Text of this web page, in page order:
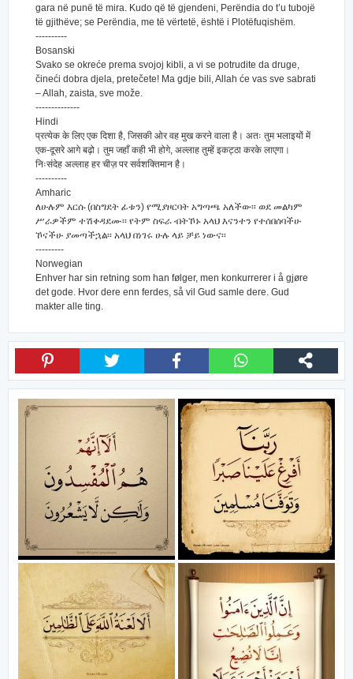
gara në punë të mira. Kudo që të gjendeni, Perëndia do t’u tubojë
të gjithëve; se Perëndia, me të vërtetë, është i Plotëfuqishëm.
----------
Bosanski
Svako se okreće prema svojoj kibli, a vi se potrudite da druge,
čineći dobra djela, pretečete! Ma gdje bili, Allah će vas sve sabrati
– Allah, zaista, sve može.
--------------
Hindi
प्रत्येक के लिए एक दिशा है, जिसकी ओर वह मुख करने वाला है। अतः तुम भलाइयों में
एक-दूसरे आगे बढ़ो। तुम जहाँ कही भी होगे, अल्लाह तुम्हें इकट्ठा करके लाएगा।
निःसंदेह अल्लाह हर चीज़ पर सर्वशक्तिमान है।
----------
Amharic
ለሁሉም እርሱ (በስግደት ፊቱን) የሚያዞርባት አግጣጫ አለችው፡፡ ወደ መልካም
ሥራዎችም ተሽቀዳደሙ፡፡ የትም ስፍራ ብትኾኑ አላህ እናንተን የተሰበሰባችሁ
ኾናችሁ ያመጣችኋል፡፡ አላህ በነገሩ ሁሉ ላይ ቻይ ነውና፡፡
---------
Norwegian
Enhver har sin retning som han følger, men konkurrerer i å gjøre
det gode. Hvor dere enn ferdes, så vil Gud samle dere. Gud
makter alle ting.